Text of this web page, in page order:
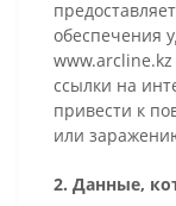
обеспечения
ссылки на
привести к
или
2. Данные,